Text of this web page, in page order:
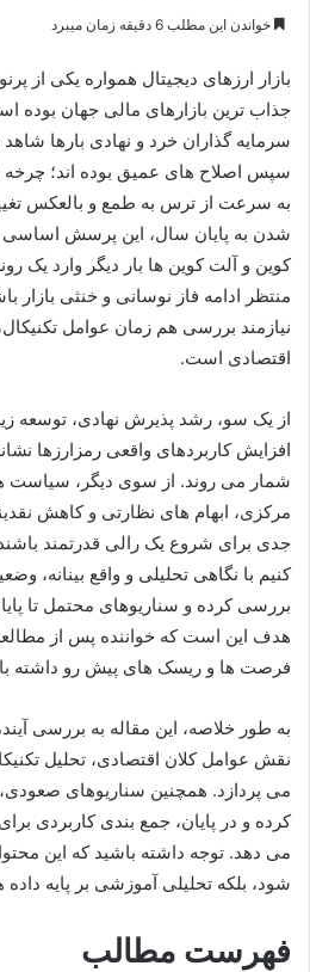
خواندن این مطلب 6 دقیقه زمان میبرد
بازار ارزهای دیجیتال همواره یکی از
جذاب ترین بازارهای مالی جهان بوده
سرمایه گذاران خرد و نهادی بارها
سپس اصلاح های عمیق بوده اند؛ چرخه
به سرعت از ترس به طمع و بالعکس
شدن به پایان سال، این پرسش
کوین و آلت کوین ها بار دیگر وارد یک
منتظر ادامه فاز نوسانی و خنثی بازار
نیازمند بررسی هم زمان عوامل
اقتصادی است.
از یک سو، رشد پذیرش نهادی، توسعه
افزایش کاربردهای واقعی رمزارزها
شمار می روند. از سوی دیگر، سیاست
مرکزی، ابهام های نظارتی و کاهش
جدی برای شروع یک رالی قدرتمند
کنیم با نگاهی تحلیلی و واقع بینانه،
بررسی کرده و سناریوهای محتمل تا
هدف این است که خواننده پس از
فرصت ها و ریسک های پیش رو داشته
به طور خلاصه، این مقاله به بررسی
نقش عوامل کلان اقتصادی، تحلیل
می پردازد. همچنین سناریوهای صعودی،
کرده و در پایان، جمع بندی کاربردی
می دهد. توجه داشته باشید که این
شود، بلکه تحلیلی آموزشی بر پایه
فهرست مطالب